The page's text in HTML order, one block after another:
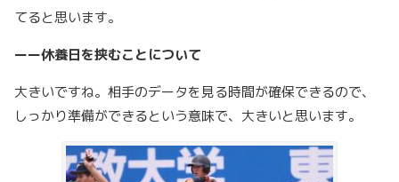
てると思います。
ーー休養日を挟むことについて
大きいですね。相手のデータを見る時間が確保できるので、
しっかり準備ができるという意味で、大きいと思います。